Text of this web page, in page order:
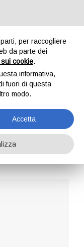
per raccogliere
da parte dei
cookie.
informativa,
fuori di questa
modo.
Accetta